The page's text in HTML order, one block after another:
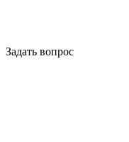
Задать вопрос